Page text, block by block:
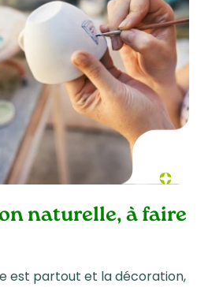
naturelle, à faire
est partout et la décoration,